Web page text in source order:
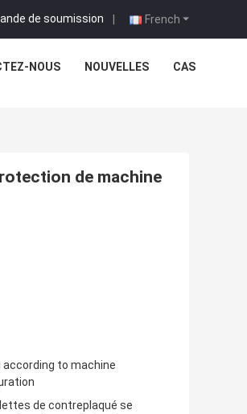
French
de soumission |
NOUS NOUVELLES CAS
de machine
according to machine
de contreplaqué se